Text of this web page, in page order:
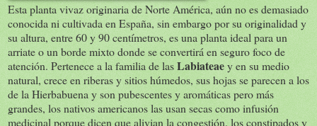
Esta planta vivaz originaria de Norte América, aún no es demasiado
conocida ni cultivada en España, sin embargo por su originalidad y
su altura, entre 60 y 90 centímetros, es una planta ideal para un
arriate o un borde mixto donde se convertirá en seguro foco de
atención. Pertenece a la familia de lasLabiateaey en su medio
natural, crece en riberas y sitios húmedos, sus hojas se parecen a los
de la Hierbabuena y son pubescentes y aromáticas pero más
grandes, los nativos americanos las usan secas como infusión
medicinal porque dicen que alivian la congestión, los constipados y